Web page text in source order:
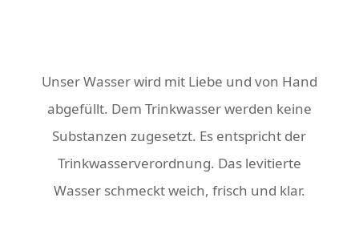
Unser Wasser wird mit Liebe und von Hand
abgefüllt. Dem Trinkwasser werden keine
Substanzen zugesetzt. Es entspricht der
Trinkwasserverordnung. Das levitierte
Wasser schmeckt weich, frisch und klar.